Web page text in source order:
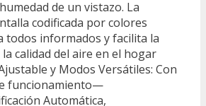
de un vistazo. La
codificada por colores
todos informados y facilita la
calidad del aire en el hogar
y Modos Versátiles: Con
funcionamiento—
Automática,